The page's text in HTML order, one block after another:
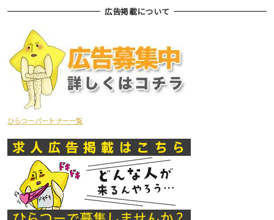
広告掲載について
ひらつーパートナー一覧